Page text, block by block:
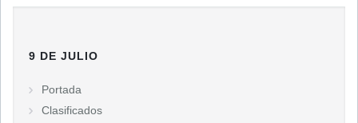
9 DE JULIO
Portada
Clasificados